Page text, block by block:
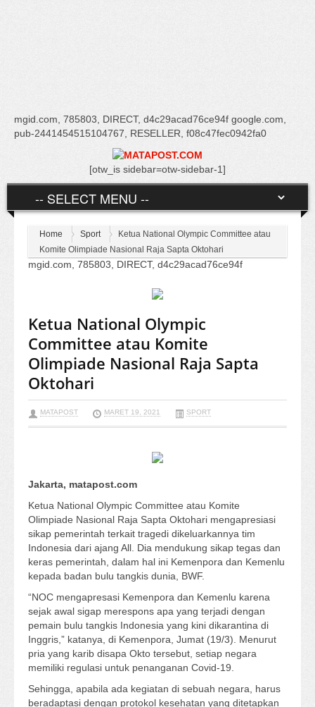
mgid.com, 785803, DIRECT, d4c29acad76ce94f google.com,
pub-2441454515104767, RESELLER, f08c47fec0942fa0
[otw_is sidebar=otw-sidebar-1]
Home Sport
Ketua National Olympic Committee atau
Komite Olimpiade Nasional Raja Sapta Oktohari
mgid.com, 785803, DIRECT, d4c29acad76ce94f
Ketua National Olympic
Committee atau Komite
Olimpiade Nasional Raja Sapta
Oktohari
MATAPOST MARET 19, 2021 SPORT
Jakarta, matapost.com
Ketua National Olympic Committee atau Komite
Olimpiade Nasional Raja Sapta Oktohari mengapresiasi
sikap pemerintah terkait tragedi dikeluarkannya tim
Indonesia dari ajang All. Dia mendukung sikap tegas dan
keras pemerintah, dalam hal ini Kemenpora dan Kemenlu
kepada badan bulu tangkis dunia, BWF.
“NOC mengapresasi Kemenpora dan Kemenlu karena
sejak awal sigap merespons apa yang terjadi dengan
pemain bulu tangkis Indonesia yang kini dikarantina di
Inggris,” katanya, di Kemenpora, Jumat (19/3). Menurut
pria yang karib disapa Okto tersebut, setiap negara
memiliki regulasi untuk penanganan Covid-19.
Sehingga, apabila ada kegiatan di sebuah negara, harus
beradaptasi dengan protokol kesehatan yang ditetapkan